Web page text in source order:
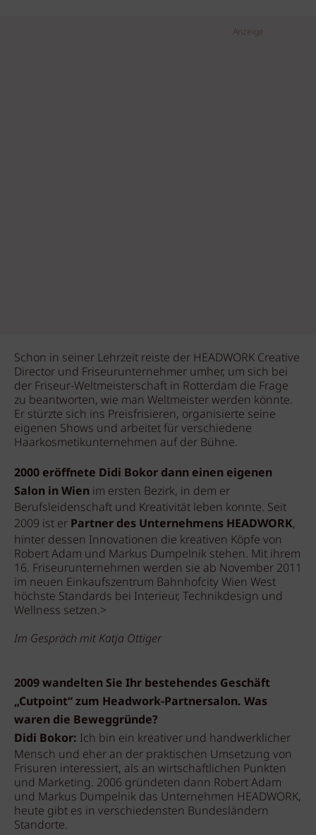
Anzeige
Schon in seiner Lehrzeit reiste der HEADWORK Creative
Director und Friseurunternehmer umher, um sich bei
der Friseur-Weltmeisterschaft in Rotterdam die Frage
zu beantworten, wie man Weltmeister werden könnte.
Er stürzte sich ins Preisfrisieren, organisierte seine
eigenen Shows und arbeitet für verschiedene
Haarkosmetikunternehmen auf der Bühne.
2000 eröffnete Didi Bokor dann einen eigenen
Salon in Wien im ersten Bezirk, in dem er
Berufsleidenschaft und Kreativität leben konnte. Seit
2009 ist er Partner des Unternehmens HEADWORK,
hinter dessen Innovationen die kreativen Köpfe von
Robert Adam und Markus Dumpelnik stehen. Mit ihrem
16. Friseurunternehmen werden sie ab November 2011
im neuen Einkaufszentrum Bahnhofcity Wien West
höchste Standards bei Interieur, Technikdesign und
Wellness setzen.>
Im Gespräch mit Katja Ottiger
2009 wandelten Sie Ihr bestehendes Geschäft
„Cutpoint“ zum Headwork-Partnersalon. Was
waren die Beweggründe?
Didi Bokor: Ich bin ein kreativer und handwerklicher
Mensch und eher an der praktischen Umsetzung von
Frisuren interessiert, als an wirtschaftlichen Punkten
und Marketing. 2006 gründeten dann Robert Adam
und Markus Dumpelnik das Unternehmen HEADWORK,
heute gibt es in verschiedensten Bundesländern
Standorte.